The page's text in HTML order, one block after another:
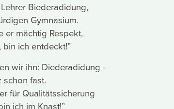
Biederadidung,
Gymnasium.
er mächtig Respekt,
bin ich entdeckt!”
wir ihn: Diederadidung -
schon fast.
für Qualitätssicherung
ich im Knast!”